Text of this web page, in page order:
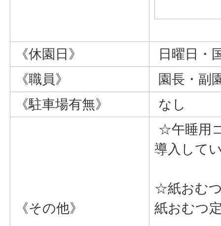
《休園日》
日曜日・
《職員》
園長・副
《駐車場有無》
なし
《その他》
☆午睡用
導入して
☆紙おむ
紙おむつ